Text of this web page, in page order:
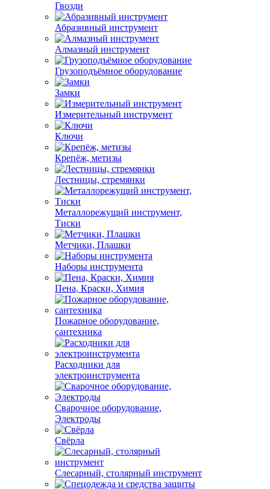
Гвозди
Абразивный инструмент
Алмазный инструмент
Грузоподъёмное оборудование
Замки
Измерительный инструмент
Ключи
Крепёж, метизы
Лестницы, стремянки
Металлорежущий инструмент,
Тиски
Метчики, Плашки
Наборы инструмента
Пена, Краски, Химия
Пожарное оборудование,
сантехника
Расходники для
электроинструмента
Сварочное оборудование,
Электроды
Свёрла
Слесарный, столярный инструмент